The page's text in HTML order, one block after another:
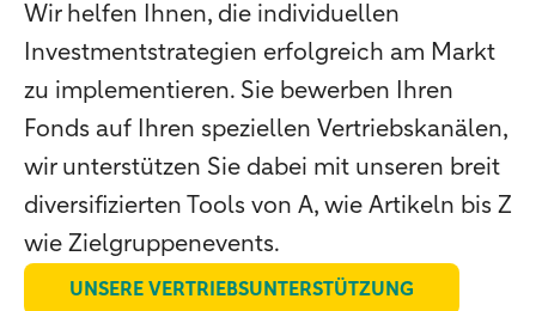
Wir helfen Ihnen, die individuellen
Investmentstrategien erfolgreich am Markt
zu implementieren. Sie bewerben Ihren
Fonds auf Ihren speziellen Vertriebskanälen,
wir unterstützen Sie dabei mit unseren breit
diversifizierten Tools von A, wie Artikeln bis Z
wie Zielgruppenevents.
UNSERE VERTRIEBSUNTERSTÜTZUNG